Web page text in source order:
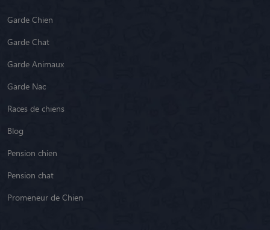
Garde Chien
Garde Chat
Garde Animaux
Garde Nac
Races de chiens
Blog
Pension chien
Pension chat
Promeneur de Chien